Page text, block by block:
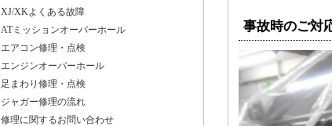
事故時のご対
XJ/XKよくある故障
ATミッションオーバーホール
エアコン修理・点検
エンジンオーバーホール
足まわり修理・点検
ジャガー修理の流れ
修理に関するお問い合わせ